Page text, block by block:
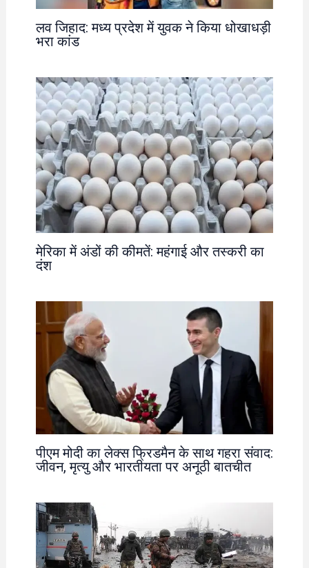
लव जिहाद: मध्य प्रदेश में युवक ने किया धोखाधड़ी
भरा कांड
मेरिका में अंडों की कीमतें: महंगाई और तस्करी का
दंश
पीएम मोदी का लेक्स फ्रिडमैन के साथ गहरा संवाद:
जीवन, मृत्यु और भारतीयता पर अनूठी बातचीत